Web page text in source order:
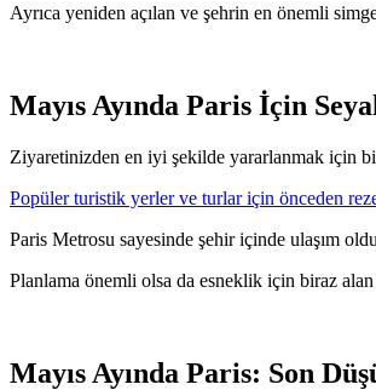
Ayrıca yeniden açılan ve şehrin en önemli
Mayıs Ayında Paris İçin
Ziyaretinizden en iyi şekilde yararlanmak için
Popüler turistik yerler ve turlar için önceden
Paris Metrosu sayesinde şehir içinde ulaşım
Planlama önemli olsa da esneklik için biraz
Mayıs Ayında Paris: Son